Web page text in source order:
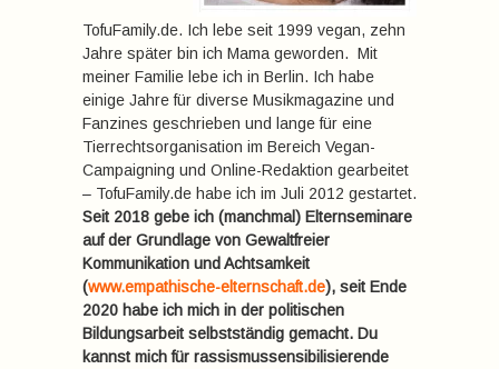
TofuFamily.de. Ich lebe seit 1999 vegan, zehn
Jahre später bin ich Mama geworden. Mit
meiner Familie lebe ich in Berlin. Ich habe
einige Jahre für diverse Musikmagazine und
Fanzines geschrieben und lange für eine
Tierrechtsorganisation im Bereich Vegan-
Campaigning und Online-Redaktion gearbeitet
– TofuFamily.de habe ich im Juli 2012 gestartet.
Seit 2018 gebe ich (manchmal) Elternseminare
auf der Grundlage von Gewaltfreier
Kommunikation und Achtsamkeit
(www.empathische-elternschaft.de), seit Ende
2020 habe ich mich in der politischen
Bildungsarbeit selbstständig gemacht. Du
kannst mich für rassismussensibilisierende